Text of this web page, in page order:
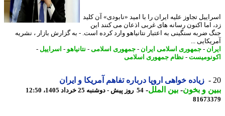
تجاوز علیه ایران را با امید «نابودی» آن کلید
اما اکنون رسانه های غربی اذعان می کنند این
ضربه سنگینی به اعتبار نتانیاهو وارد کرده است. - به گزارش بازار ، نشریه
...
- جمهوری اسلامی ایران - جمهوری اسلامی-نتانیاهو-اسراییل
-نظام جمهوری اسلامی
زیاده خواهی اروپا درباره تفاهم آمریکا و ایران
و بخون-بین الملل-54 روز پیش - دوشنبه 25 خرداد 1405، 12:50